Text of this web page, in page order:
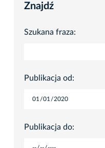
Znajdź
Szukana fraza:
Publikacja od:
Publikacja do: